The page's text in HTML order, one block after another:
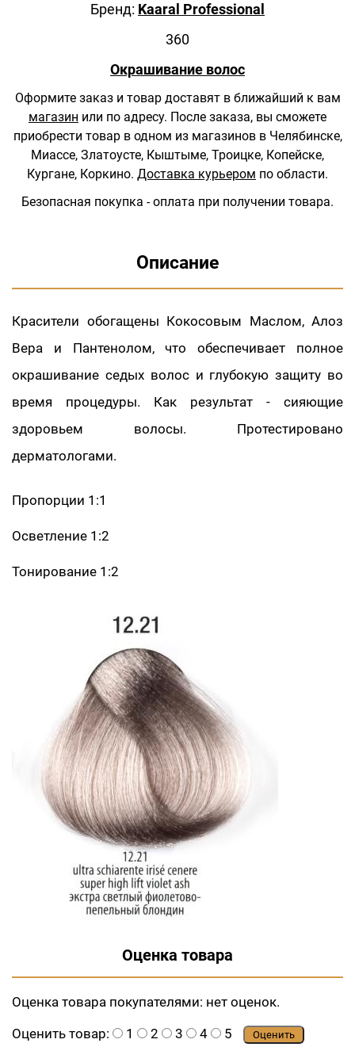
Бренд: Kaaral Professional
360
Окрашивание волос
Оформите заказ и товар доставят в ближайший к вам
магазин или по адресу. После заказа, вы сможете
приобрести товар в одном из магазинов в Челябинске,
Миассе, Златоусте, Кыштыме, Троицке, Копейске,
Кургане, Коркино. Доставка курьером по области.
Безопасная покупка - оплата при получении товара.
Описание
Красители обогащены Кокосовым Маслом, Алоз
Вера и Пантенолом, что обеспечивает полное
окрашивание седых волос и глубокую защиту во
время процедуры. Как результат - сияющие
здоровьем волосы. Протестировано
дерматологами.
Пропорции 1:1
Осветление 1:2
Тонирование 1:2
Оценка товара
Оценка товара покупателями: нет оценок.
Оценить товар:
1 2 3 4 5 Оценить